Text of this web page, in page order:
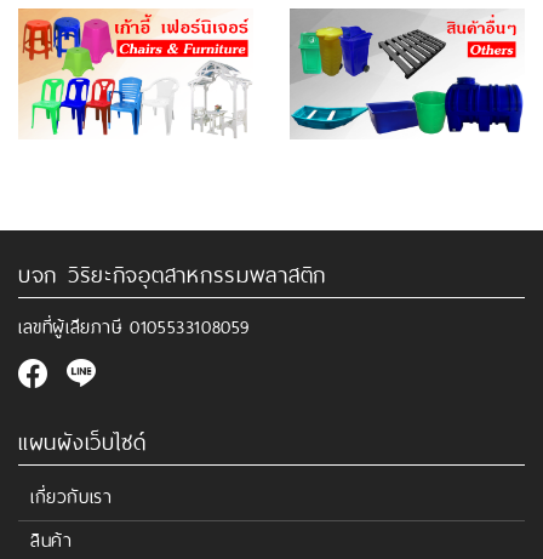
บจก วิริยะกิจอุตสาหกรรมพลาสติก
เลขที่ผู้เสียภาษี0105533108059
แผนผังเว็บไซด์
เกี่ยวกับเรา
สินค้า